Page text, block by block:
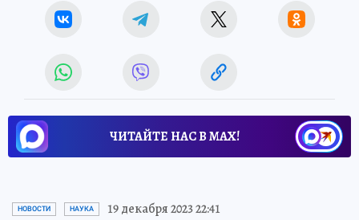
ЧИТАЙТЕ НАС В МАХ!
НОВОСТИ НАУКА 19 декабря 2023 22:41